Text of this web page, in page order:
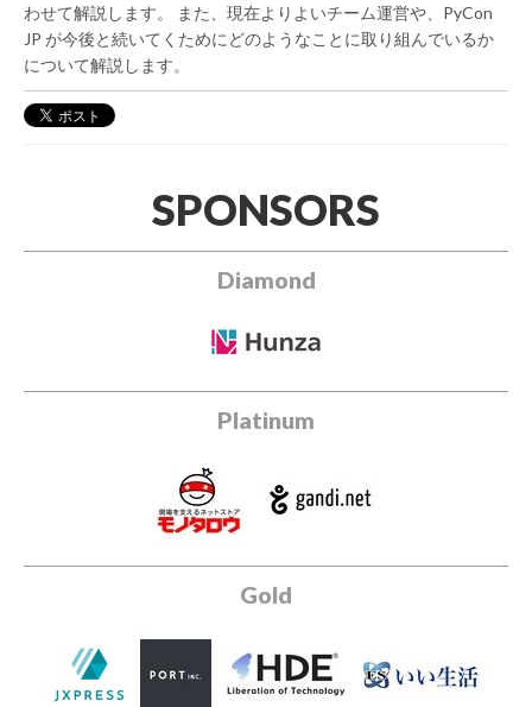
わせて解説します。 また、現在よりよいチーム運営や、PyCon
JP が今後と続いてくためにどのようなことに取り組んでいるか
について解説します。
SPONSORS
Diamond
Platinum
Gold